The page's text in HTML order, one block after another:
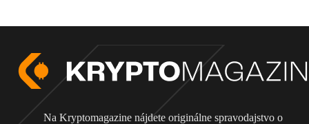
Na Kryptomagazine nájdete originálne spravodajstvo o